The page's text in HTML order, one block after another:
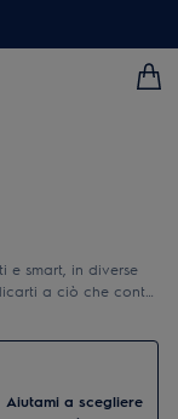
e smart, in diverse
a ciò che conta
Aiutami a scegliere